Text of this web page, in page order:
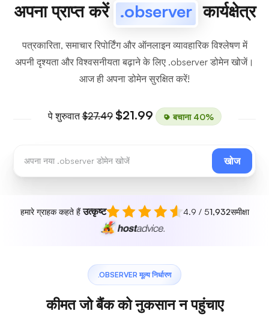
अपना प्राप्त करें .observer कार्यक्षेत्र
पत्रकारिता, समाचार रिपोर्टिंग और ऑनलाइन व्यावहारिक विश्लेषण में
अपनी दृश्यता और विश्वसनीयता बढ़ाने के लिए .observer डोमेन खोजें।
आज ही अपना डोमेन सुरक्षित करें!
पे शुरुवात$27.49 $21.99 बचाना 40%
खोज
हमारे ग्राहक कहते हैंउत्कृष्ट 4.9 / 51,932समीक्षा
.OBSERVER मूल्य निर्धारण
कीमत जो बैंक को नुकसान न पहुंचाए